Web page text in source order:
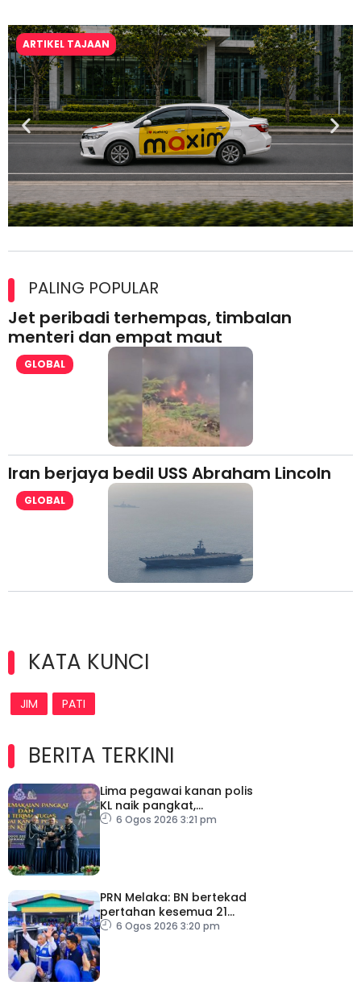
ARTIKEL TAJAAN
lesen separuh pertama 2026
PALING POPULAR
Jet peribadi terhempas, timbalan
menteri dan empat maut
GLOBAL
Iran berjaya bedil USS Abraham Lincoln
GLOBAL
KATA KUNCI
JIM PATI
BERITA TERKINI
Lima pegawai kanan polis
KL naik pangkat,
perkukuh kepimpinan
6 Ogos 2026 3:21 pm
PRN Melaka: BN bertekad
pertahan kesemua 21
kerusi, terbuka sebarang
6 Ogos 2026 3:20 pm